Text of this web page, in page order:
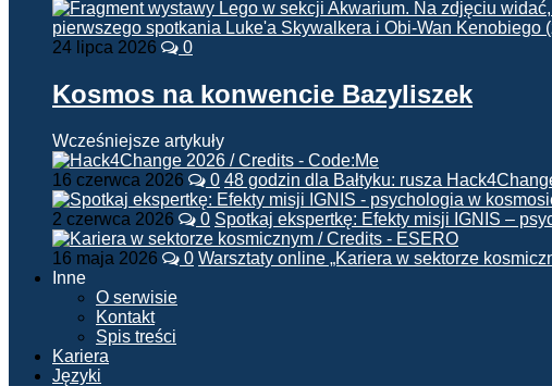
24 lipca 2026 0
Kosmos na konwencie Bazyliszek
Wcześniejsze artykuły
16 czerwca 2026 0 48 godzin dla Bałtyku: rusza
2 czerwca 2026 0 Spotkaj ekspertkę: Efekty misji IGNIS –
16 maja 2026 0 Warsztaty online „Kariera w sektorze
Inne
O serwisie
Kontakt
Spis treści
Kariera
Języki